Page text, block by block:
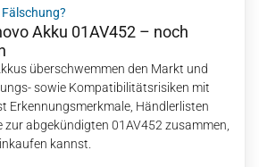
Akku 01AV452 – noch
überschwemmen den Markt und
sowie Kompatibilitätsrisiken mit
Erkennungsmerkmale, Händlerlisten
zur abgekündigten 01AV452 zusammen,
kannst.